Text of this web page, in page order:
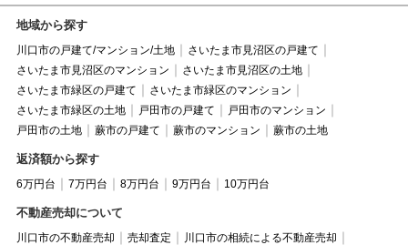
地域から探す
川口市の戸建て/マンション/土地
さいたま市見沼区の戸建て
さいたま市見沼区のマンション
さいたま市見沼区の土地
さいたま市緑区の戸建て
さいたま市緑区のマンション
さいたま市緑区の土地
戸田市の戸建て
戸田市のマンション
戸田市の土地
蕨市の戸建て 蕨市のマンション 蕨市の土地
返済額から探す
6万円台 7万円台 8万円台 9万円台 10万円台
不動産売却について
川口市の不動産売却 売却査定
川口市の相続による不動産売却